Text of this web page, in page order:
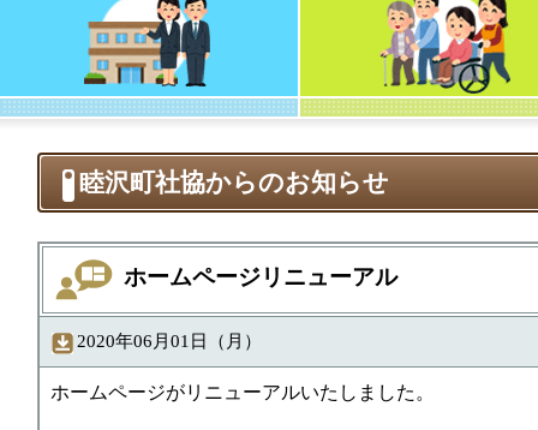
睦沢町社協からのお知らせ
ホームページリニューアル
2020年06月01日（月）
ホームページがリニューアルいたしました。